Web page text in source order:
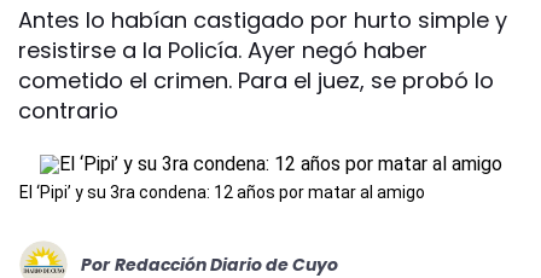
Antes lo habían castigado por hurto simple y
resistirse a la Policía. Ayer negó haber
cometido el crimen. Para el juez, se probó lo
contrario
El ‘Pipi’ y su 3ra condena: 12 años por matar al amigo
Por Redacción Diario de Cuyo